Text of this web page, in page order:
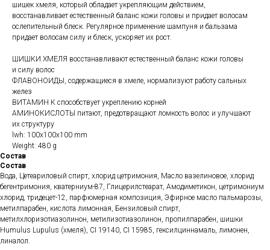
шишек хмеля, который обладает укрепляющим действием,
восстанавливает естественный баланс кожи головы и придает волосам
ослепительный блеск. Регулярное применение шампуня и бальзама
придает волосам силу и блеск, ускоряет их рост.
ШИШКИ ХМЕЛЯ восстанавливают естественный баланс кожи головы
и силу волос
ФЛАВОНОИДЫ, содержащиеся в хмеле, нормализуют работу сальных
желез
ВИТАМИН К способствует укреплению корней
АМИНОКИСЛОТЫ питают, предотвращают ломкость волос и улучшают
их структуру
lwh: 100x100x100 mm
Weight: 480 g
Состав
Состав
Вода, Цетеариловый спирт, хлорид цетримония, Масло вазелиновое, хлорид
бегентримония, кватерниум-87, Глицерилстеарат, Амодиметикон, цетримониум
хлорид, тридецет-12, парфюмерная композиция, Эфирное масло пальмарозы,
метилпарабен, кислота лимонная, Бензиловый спирт,
метилхлоризотиазолинон, метилизотиазолинон, пропилпарабен, шишки
Humulus Lupulus (хмеля), CI 19140, CI 15985, гексилциннамаль, лимонен,
линалол.